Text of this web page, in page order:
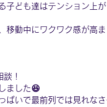
子ども達はテンション上
移動中にワクワク感が高
！
ました😆
ぱいで最前列では見れな